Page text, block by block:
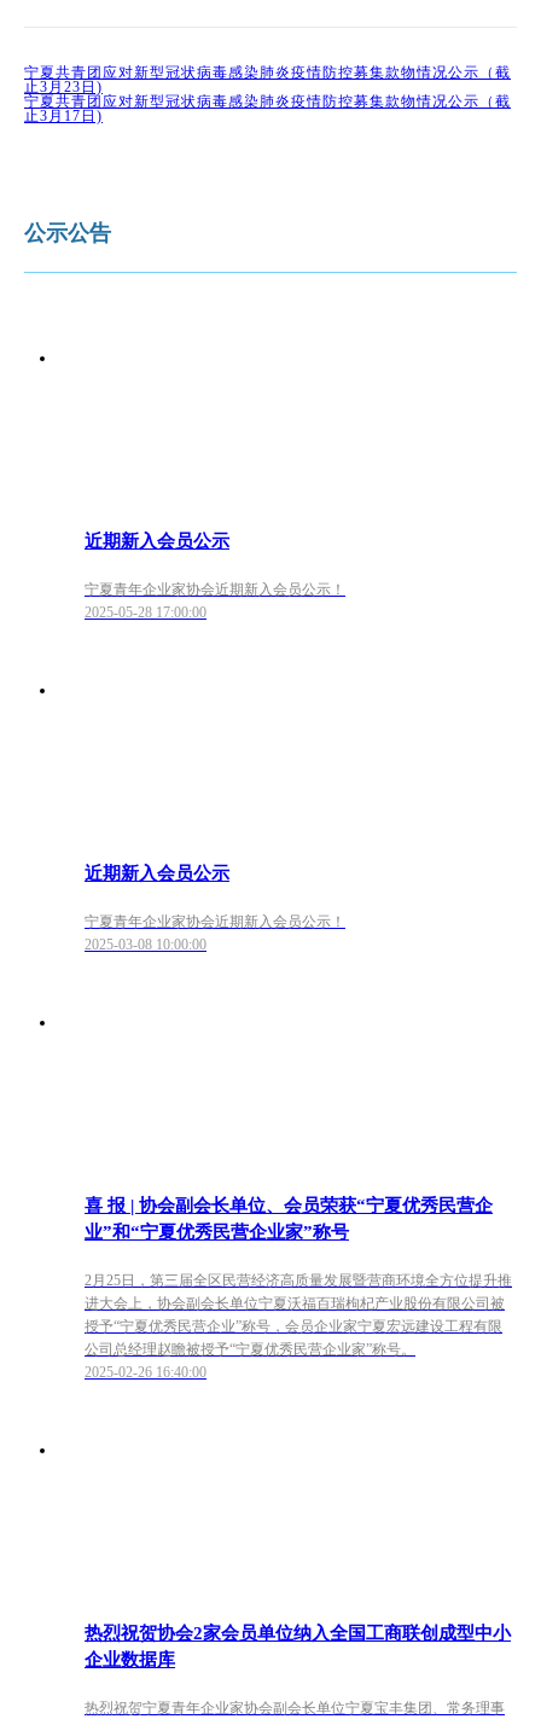
宁夏共青团应对新型冠状病毒感染肺炎疫情防控募集款物情况公示（截
止3月23日)
宁夏共青团应对新型冠状病毒感染肺炎疫情防控募集款物情况公示（截
止3月17日)
公示公告
近期新入会员公示
宁夏青年企业家协会近期新入会员公示！
2025-05-28 17:00:00
近期新入会员公示
宁夏青年企业家协会近期新入会员公示！
2025-03-08 10:00:00
喜 报 | 协会副会长单位、会员荣获“宁夏优秀民营企
业”和“宁夏优秀民营企业家”称号
2月25日，第三届全区民营经济高质量发展暨营商环境全方位提升推
进大会上，协会副会长单位宁夏沃福百瑞枸杞产业股份有限公司被
授予“宁夏优秀民营企业”称号，会员企业家宁夏宏远建设工程有限
公司总经理赵瞻被授予“宁夏优秀民营企业家”称号。
2025-02-26 16:40:00
热烈祝贺协会2家会员单位纳入全国工商联创成型中小
企业数据库
热烈祝贺宁夏青年企业家协会副会长单位宁夏宝丰集团、常务理事